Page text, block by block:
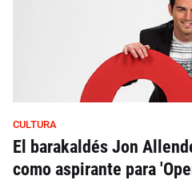
CULTURA
El barakaldés Jon
como aspirante para